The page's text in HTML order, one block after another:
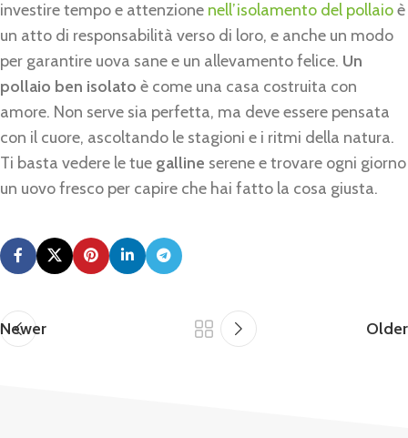
investire tempo e attenzione nell’isolamento del pollaioè
un atto di responsabilità verso di loro, e anche un modo
per garantire uova sane e un allevamento felice. Un
pollaio ben isolato è come una casa costruita con
amore. Non serve sia perfetta, ma deve essere pensata
con il cuore, ascoltando le stagioni e i ritmi della natura.
Ti basta vedere le tue galline serene e trovare ogni giorno
un uovo fresco per capire che hai fatto la cosa giusta.
Newer Older